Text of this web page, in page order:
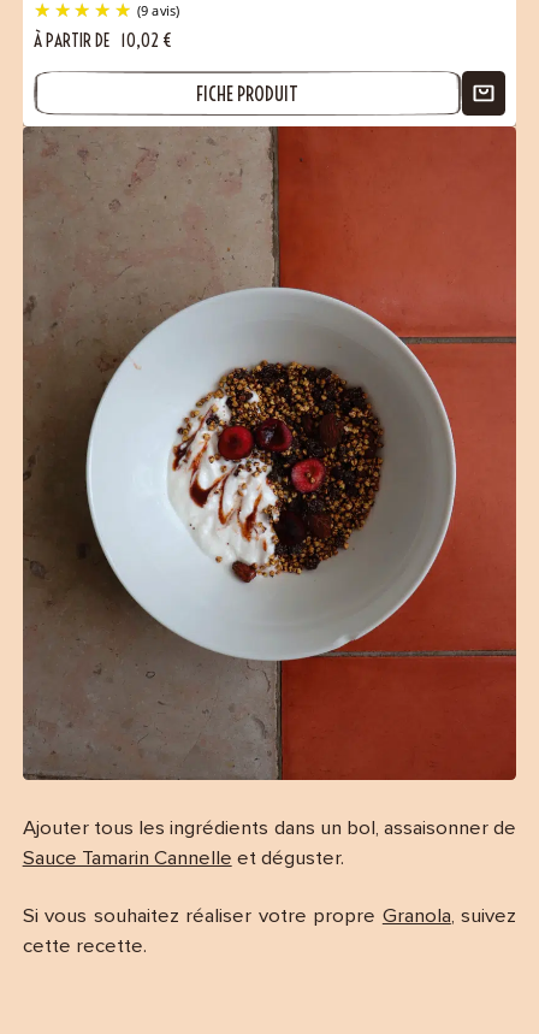
(9 avis)
À PARTIR DE 10,02 €
FICHE PRODUIT
Ajouter tous les ingrédients dans un bol, assaisonner de
Sauce Tamarin Cannelle et déguster.
Si vous souhaitez réaliser votre propre Granola, suivez
cette recette.